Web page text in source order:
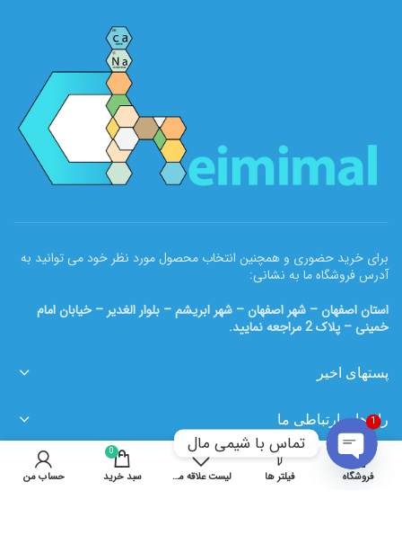
برای خرید حضوری و همچنین انتخاب محصول مورد نظر خود می توانید به
آدرس فروشگاه ما به نشانی:
استان اصفهان – شهر اصفهان – شهر ابریشم – بلوار الغدیر – خیابان امام
خمینی – پلاک 2 مراجعه نمایید.
پستهای اخیر
راه های ارتباطی ما
لینک های مفید
فروشگاه فیلتر ها لیست علاقه مندی ها
0
سبد خرید حساب من
تماس با شیمی مال
OPEN
1